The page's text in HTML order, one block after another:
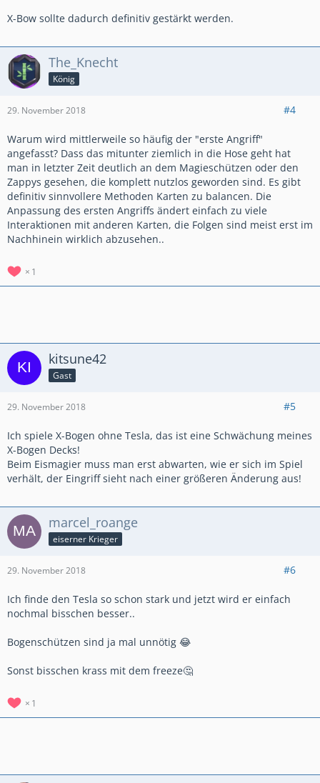
X-Bow sollte dadurch definitiv gestärkt werden.
The_Knecht
König
29. November 2018 #4
Warum wird mittlerweile so häufig der "erste Angriff"
angefasst? Dass das mitunter ziemlich in die Hose geht hat
man in letzter Zeit deutlich an dem Magieschützen oder den
Zappys gesehen, die komplett nutzlos geworden sind. Es gibt
definitiv sinnvollere Methoden Karten zu balancen. Die
Anpassung des ersten Angriffs ändert einfach zu viele
Interaktionen mit anderen Karten, die Folgen sind meist erst im
Nachhinein wirklich abzusehen..
1
kitsune42
Gast
29. November 2018 #5
Ich spiele X-Bogen ohne Tesla, das ist eine Schwächung meines
X-Bogen Decks!
Beim Eismagier muss man erst abwarten, wie er sich im Spiel
verhält, der Eingriff sieht nach einer größeren Änderung aus!
marcel_roange
eiserner Krieger
29. November 2018 #6
Ich finde den Tesla so schon stark und jetzt wird er einfach
nochmal bisschen besser..
Bogenschützen sind ja mal unnötig 😂
Sonst bisschen krass mit dem freeze🤔
1